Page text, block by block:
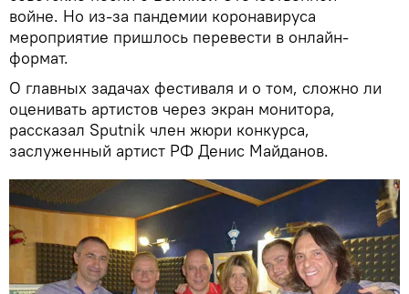
войне. Но из-за пандемии коронавируса
мероприятие пришлось перевести в онлайн-
формат.
О главных задачах фестиваля и о том, сложно ли
оценивать артистов через экран монитора,
рассказал Sputnik член жюри конкурса,
заслуженный артист РФ Денис Майданов.